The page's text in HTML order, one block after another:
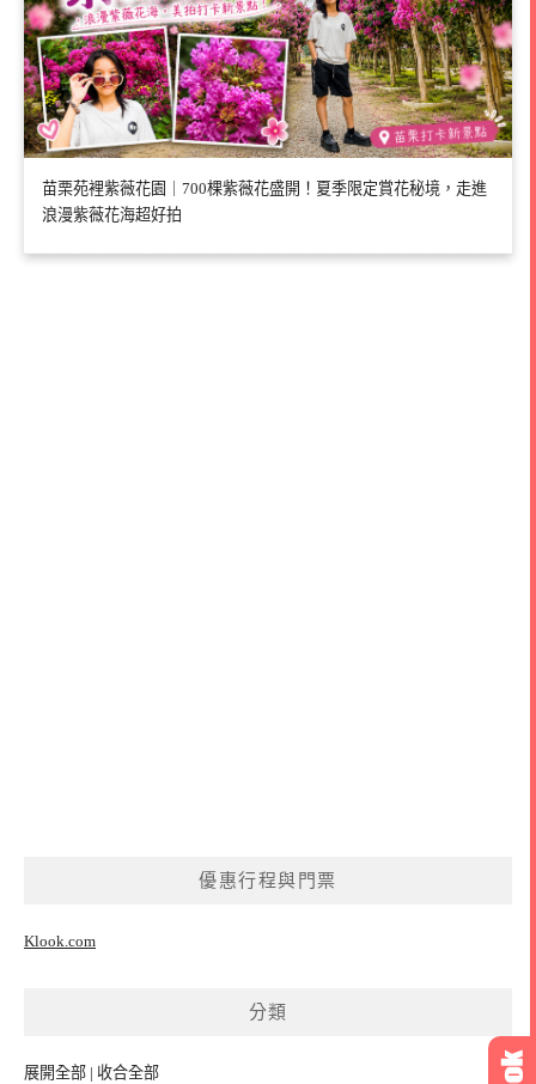
苗栗苑裡紫薇花園｜700棵紫薇花盛開！夏季限定賞花秘境，走進
浪漫紫薇花海超好拍
優惠行程與門票
Klook.com
分類
展開全部 | 收合全部